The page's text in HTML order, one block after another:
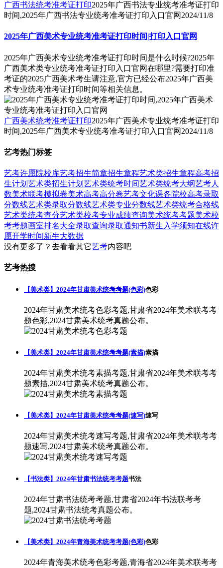
广西书法统考准考证打印2025年广西书法专业统考准考证打印
时间,2025年广西书法专业统考准考证打印入口官网 2024/11/8
2025年广西美术专业统考准考证打印时间|打印入口官网
2025年广西美术专业统考准考证打印时间是什么时候?2025年
广西美术类专业统考准考证打印入口官网在哪里?需要打印准
考证的2025广西美术考生请注意,官方已经公布2025年广西美
术专业统考准考证打印时间等相关信息。
广西美术统考准考证打印2025年广西美术专业统考准考证打印
时间,2025年广西美术专业统考准考证打印入口官网 2024/11/8
艺考热门标签
艺考许愿院校库艺考招生简章招生章程艺术类招生章程高考招
生计划 艺术类招生计划 艺术类统考时间艺术类统考大纲艺考人
数美术联考模拟卷美术高考高分卷艺考文化课各院校高考录取
分数线艺术类录取分数线艺术类专业分数线艺术类统考合格线
艺术类统考查分艺术类校考专业成绩查询美术统考考题美术校
考考题画室排名大全录取查询录取通知书新生入学须知在线许
愿开学时间新生大数据
没有更多了？去看看其它艺考内容吧
艺考热搜
【美术类】2024年甘肃美术统考考题(色彩)色彩
2024年甘肃美术统考色彩考题,甘肃省2024年美术联考考
题色彩,2024甘肃美术统考真题公布。
【美术类】2024年甘肃美术统考考题(素描)素描
2024年甘肃美术统考素描考题,甘肃省2024年美术联考考
题素描,2024甘肃美术统考真题公布。
【美术类】2024年甘肃美术统考考题(速写)速写
2024年甘肃美术统考速写考题,甘肃省2024年美术联考考
题速写,2024甘肃美术统考真题公布。
【书法类】2024年甘肃书法统考考题书法
2024年甘肃书法统考考题,甘肃省2024年书法联考考
题,2024甘肃书法统考真题公布。
【美术类】2024年青海美术统考考题(色彩)色彩
2024年青海美术统考色彩考题,青海省2024年美术联考考